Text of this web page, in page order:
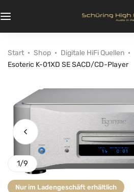
Start Shop Digitale HiFi Quellen
Esoteric K-01XD SE SACD/CD-Player
1/9
Nur im Ladengeschäft erhältlich